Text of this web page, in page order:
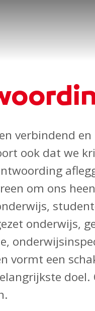
verbindend en
ook dat we
om ons
onderwijs,
vormt een
doel.